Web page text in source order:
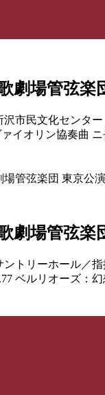
劇場管弦楽
沢市民文化センタ
イオリン協奏曲
劇場管弦楽
ントリーホール／
ベルリオーズ：幻